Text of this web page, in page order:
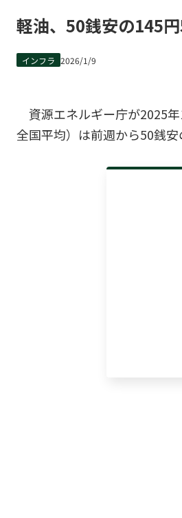
軽油、50銭安の145
インフラ 2026/1/9
資源エネルギー庁が2025
全国平均）は前週から50銭